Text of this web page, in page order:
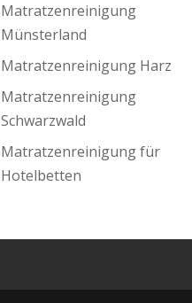
Matratzenreinigung
Münsterland
Matratzenreinigung Harz
Matratzenreinigung
Schwarzwald
Matratzenreinigung für
Hotelbetten